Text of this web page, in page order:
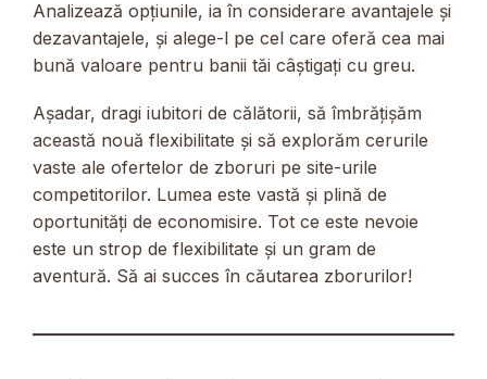
Analizează opțiunile, ia în considerare avantajele și
dezavantajele, și alege-l pe cel care oferă cea mai
bună valoare pentru banii tăi câștigați cu greu.
Așadar, dragi iubitori de călătorii, să îmbrățișăm
această nouă flexibilitate și să explorăm cerurile
vaste ale ofertelor de zboruri pe site-urile
competitorilor. Lumea este vastă și plină de
oportunități de economisire. Tot ce este nevoie
este un strop de flexibilitate și un gram de
aventură. Să ai succes în căutarea zborurilor!